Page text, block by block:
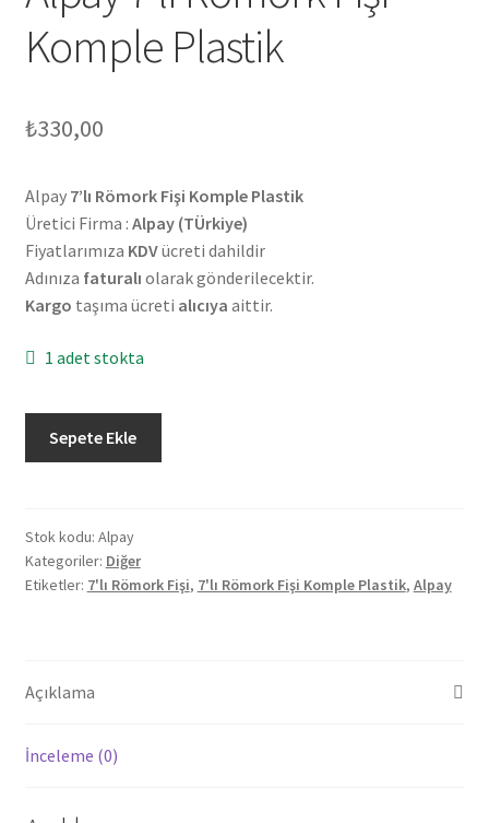
Komple Plastik
₺330,00
Alpay 7’lı Römork Fişi Komple Plastik
Üretici Firma : Alpay (TÜrkiye)
Fiyatlarımıza KDVücreti dahildir
Adınıza faturalı olarak gönderilecektir.
Kargo taşıma ücreti alıcıya aittir.
1 adet stokta
Komple
Plastik
adet
Sepete Ekle
Stok kodu: Alpay
Kategoriler: Diğer
Etiketler: 7'lı Römork Fişi, 7'lı Römork Fişi Komple Plastik, Alpay
Açıklama
İnceleme (0)